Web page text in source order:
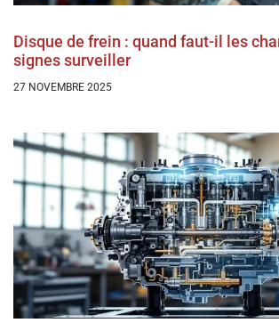
Disque de frein : quand faut-il les
signes surveiller
27 NOVEMBRE 2025